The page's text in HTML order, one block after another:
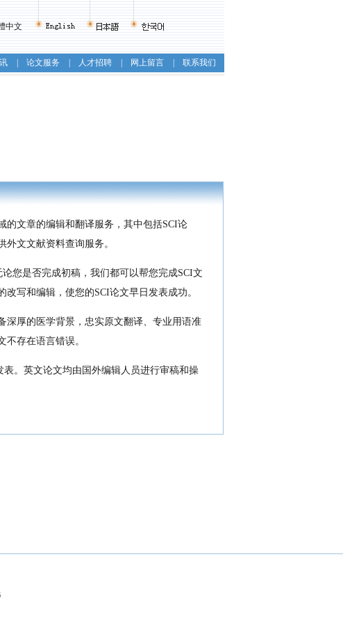
中文
论文服务 人才招聘 网上留言 联系我们
的文章的编辑和翻译服务，其中包括SCI论
文文献资料查询服务。
您是否完成初稿，我们都可以帮您完成SCI文
写和编辑，使您的SCI论文早日发表成功。
深厚的医学背景，忠实原文翻译、专业用语准
存在语言错误。
。英文论文均由国外编辑人员进行审稿和操